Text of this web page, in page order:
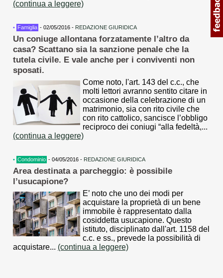
(continua a leggere)
• Famiglia - 02/05/2016 - REDAZIONE GIURIDICA
Un coniuge allontana forzatamente l’altro da
casa? Scattano sia la sanzione penale che la
tutela civile. E vale anche per i conviventi non
sposati.
Come noto, l'art. 143 del c.c., che
molti lettori avranno sentito citare in
occasione della celebrazione di un
matrimonio, sia con rito civile che
con rito cattolico, sancisce l’obbligo
reciproco dei coniugi “alla fedeltà,...
(continua a leggere)
• Condominio - 04/05/2016 - REDAZIONE GIURIDICA
Area destinata a parcheggio: è possibile
l’usucapione?
E’ noto che uno dei modi per
acquistare la proprietà di un bene
immobile è rappresentato dalla
cosiddetta usucapione. Questo
istituto, disciplinato dall'art. 1158 del
c.c. e ss., prevede la possibilità di
acquistare... (continua a leggere)